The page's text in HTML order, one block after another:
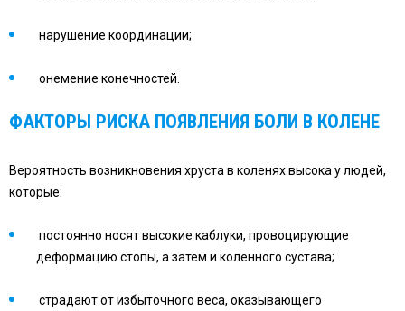
нарушение координации;
онемение конечностей.
ФАКТОРЫ РИСКА ПОЯВЛЕНИЯ БОЛИ В КОЛЕНЕ
Вероятность возникновения хруста в коленях высока у людей,
которые:
постоянно носят высокие каблуки, провоцирующие
деформацию стопы, а затем и коленного сустава;
страдают от избыточного веса, оказывающего